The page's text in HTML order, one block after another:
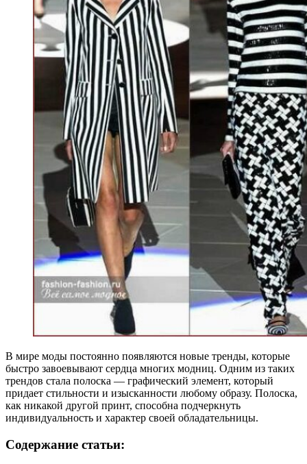
В мире моды постоянно появляются новые тренды, которые
быстро завоевывают сердца многих модниц. Одним из таких
трендов стала полоска — графический элемент, который
придает стильности и изысканности любому образу. Полоска,
как никакой другой принт, способна подчеркнуть
индивидуальность и характер своей обладательницы.
Содержание статьи: